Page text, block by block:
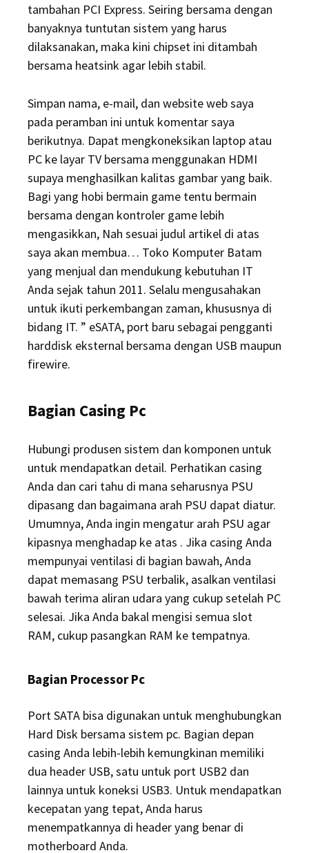
tambahan PCI Express. Seiring bersama dengan
banyaknya tuntutan sistem yang harus
dilaksanakan, maka kini chipset ini ditambah
bersama heatsink agar lebih stabil.
Simpan nama, e-mail, dan website web saya
pada peramban ini untuk komentar saya
berikutnya. Dapat mengkoneksikan laptop atau
PC ke layar TV bersama menggunakan HDMI
supaya menghasilkan kalitas gambar yang baik.
Bagi yang hobi bermain game tentu bermain
bersama dengan kontroler game lebih
mengasikkan, Nah sesuai judul artikel di atas
saya akan membua… Toko Komputer Batam
yang menjual dan mendukung kebutuhan IT
Anda sejak tahun 2011. Selalu mengusahakan
untuk ikuti perkembangan zaman, khususnya di
bidang IT. ” eSATA, port baru sebagai pengganti
harddisk eksternal bersama dengan USB maupun
firewire.
Bagian Casing Pc
Hubungi produsen sistem dan komponen untuk
untuk mendapatkan detail. Perhatikan casing
Anda dan cari tahu di mana seharusnya PSU
dipasang dan bagaimana arah PSU dapat diatur.
Umumnya, Anda ingin mengatur arah PSU agar
kipasnya menghadap ke atas . Jika casing Anda
mempunyai ventilasi di bagian bawah, Anda
dapat memasang PSU terbalik, asalkan ventilasi
bawah terima aliran udara yang cukup setelah PC
selesai. Jika Anda bakal mengisi semua slot
RAM, cukup pasangkan RAM ke tempatnya.
Bagian Processor Pc
Port SATA bisa digunakan untuk menghubungkan
Hard Disk bersama sistem pc. Bagian depan
casing Anda lebih-lebih kemungkinan memiliki
dua header USB, satu untuk port USB2 dan
lainnya untuk koneksi USB3. Untuk mendapatkan
kecepatan yang tepat, Anda harus
menempatkannya di header yang benar di
motherboard Anda.